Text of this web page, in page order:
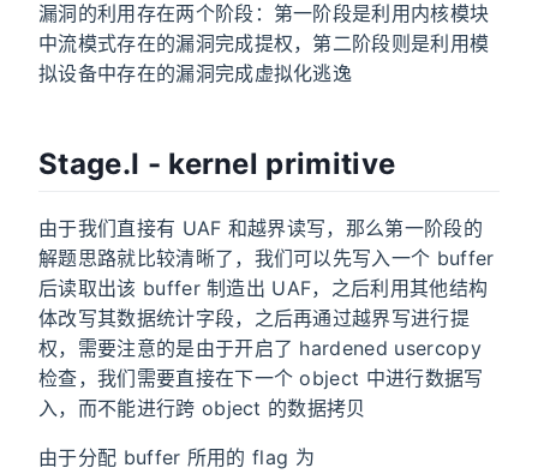
漏洞的利用存在两个阶段：第一阶段是利用内核模块
中流模式存在的漏洞完成提权，第二阶段则是利用模
拟设备中存在的漏洞完成虚拟化逃逸
Stage.I - kernel primitive
由于我们直接有 UAF 和越界读写，那么第一阶段的
解题思路就比较清晰了，我们可以先写入一个 buffer
后读取出该 buffer 制造出 UAF，之后利用其他结构
体改写其数据统计字段，之后再通过越界写进行提
权，需要注意的是由于开启了 hardened usercopy
检查，我们需要直接在下一个 object 中进行数据写
入，而不能进行跨 object 的数据拷贝
由于分配 buffer 所用的 flag 为